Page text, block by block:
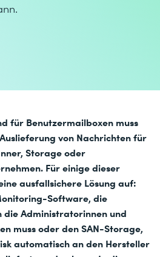
für Benutzermailboxen muss
von Nachrichten für
Storage oder
Für einige dieser
ausfallsichere Lösung auf:
Software, die
die Administratorinnen und
muss oder den SAN-Storage,
automatisch an den Hersteller